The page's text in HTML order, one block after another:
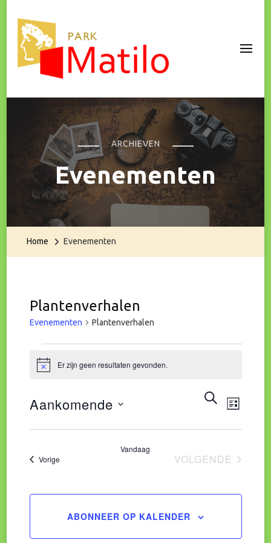
Park Matilo
ARCHIEVEN
Evenementen
Home Evenementen
Plantenverhalen
Evenementen Plantenverhalen
Evenementen
BerichtEr zijn geen resultaten gevonden.
en
ZOEKEN
LIJST
Aankomende
Selecteer
datum.
VorigeEvenementen
Vandaag
VOLGENDE
ABONNEER OP KALENDER